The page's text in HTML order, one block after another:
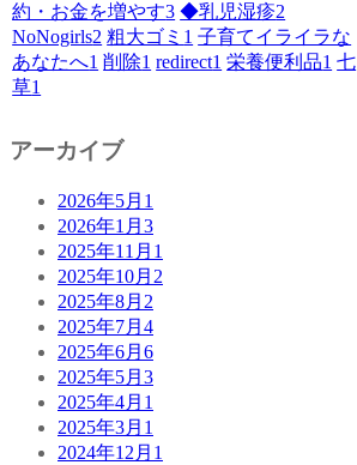
約・お金を増やす3 ◆乳児湿疹2
NoNogirls2 粗大ゴミ 1 子育てイライラな
あなたへ1 削除1 redirect1 栄養便利品1 七
草1
アーカイブ
2026年5月 1
2026年1月 3
2025年11月 1
2025年10月 2
2025年8月 2
2025年7月 4
2025年6月 6
2025年5月 3
2025年4月 1
2025年3月 1
2024年12月 1